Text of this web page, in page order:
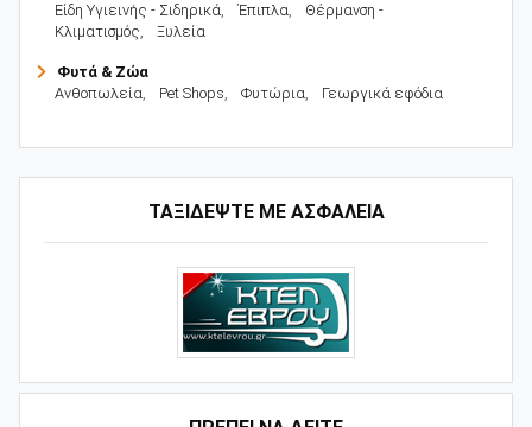
ΤΑΞΙΔΕΨΤΕ ΜΕ ΑΣΦΑΛΕΙΑ
Είδη Υγιεινής - Σιδηρικά, Έπιπλα,
Θέρμανση -
Κλιματισμός, Ξυλεία
Φυτά & Ζώα
Ανθοπωλεία, Pet Shops, Φυτώρια, Γεωργικά εφόδια